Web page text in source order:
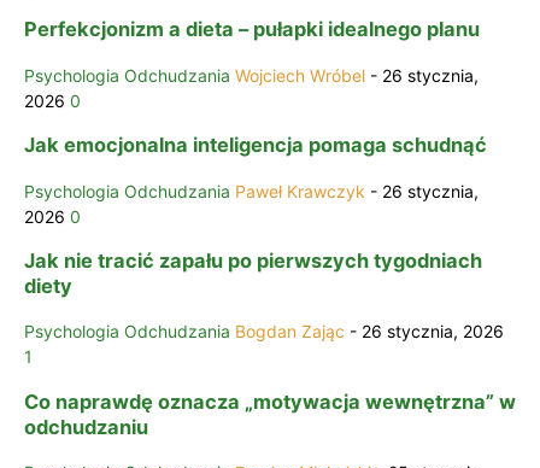
Perfekcjonizm a dieta – pułapki idealnego planu
Psychologia Odchudzania Wojciech Wróbel - 26 stycznia,
2026 0
Jak emocjonalna inteligencja pomaga schudnąć
Psychologia Odchudzania Paweł Krawczyk - 26 stycznia,
2026 0
Jak nie tracić zapału po pierwszych tygodniach
diety
Psychologia Odchudzania Bogdan Zając - 26 stycznia, 2026
1
Co naprawdę oznacza „motywacja wewnętrzna” w
odchudzaniu